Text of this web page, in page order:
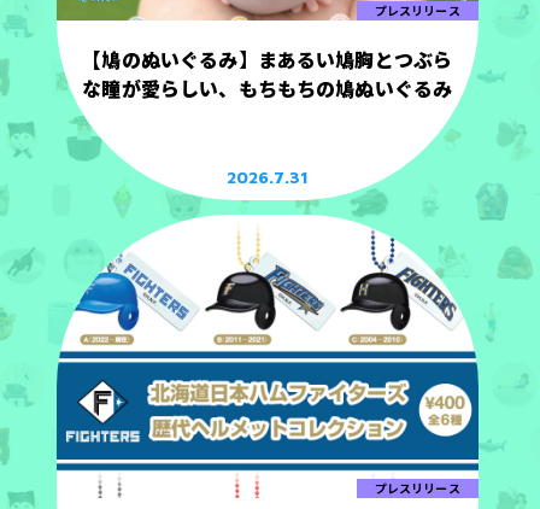
プレスリリース
【鳩のぬいぐるみ】まあるい鳩胸とつぶら
な瞳が愛らしい、もちもちの鳩ぬいぐるみ
2026.7.31
プレスリリース